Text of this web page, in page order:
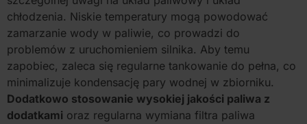
chłodzenia. Niskie temperatury mogą powodować
zamarzanie wody w paliwie, co prowadzi do
problemów z uruchomieniem silnika. Aby temu
zapobiec, zaleca się regularne tankowanie do pełna, co
minimalizuje kondensację pary wodnej w zbiorniku.
Dodatkowo stosowanie wysokiej jakości paliwa z
dodatkami oraz regularna wymiana filtra paliwa